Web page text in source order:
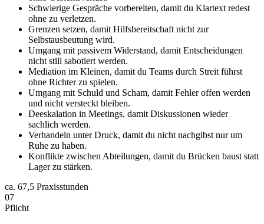
Schwierige Gespräche vorbereiten, damit du Klartext redest
ohne zu verletzen.
Grenzen setzen, damit Hilfsbereitschaft nicht zur
Selbstausbeutung wird.
Umgang mit passivem Widerstand, damit Entscheidungen
nicht still sabotiert werden.
Mediation im Kleinen, damit du Teams durch Streit führst
ohne Richter zu spielen.
Umgang mit Schuld und Scham, damit Fehler offen werden
und nicht versteckt bleiben.
Deeskalation in Meetings, damit Diskussionen wieder
sachlich werden.
Verhandeln unter Druck, damit du nicht nachgibst nur um
Ruhe zu haben.
Konflikte zwischen Abteilungen, damit du Brücken baust statt
Lager zu stärken.
ca. 67,5 Praxisstunden
07
Pflicht